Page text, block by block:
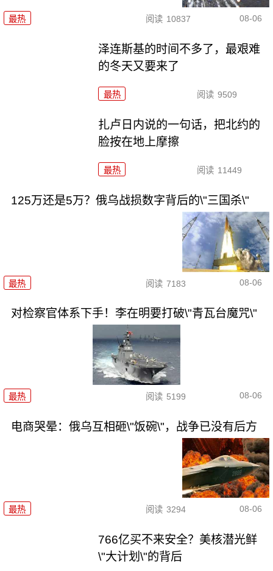
最热 阅读 10837 08-06
泽连斯基的时间不多了，最艰难
的冬天又要来了
最热 阅读 9509
扎卢日内说的一句话，把北约的
脸按在地上摩擦
最热 阅读 11449
125万还是5万？俄乌战损数字背后的\"三国杀\"
最热 阅读 7183 08-06
对检察官体系下手！李在明要打破\"青瓦台魔咒\"
最热 阅读 5199 08-06
电商哭晕：俄乌互相砸\"饭碗\"，战争已没有后方
最热 阅读 3294 08-06
766亿买不来安全？美核潜光鲜
\"大计划\"的背后